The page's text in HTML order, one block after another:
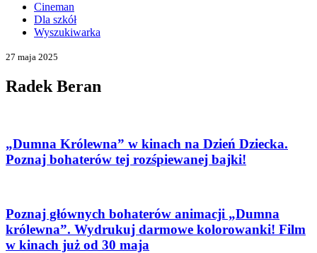
Cineman
Dla szkół
Wyszukiwarka
27 maja 2025
Radek Beran
„Dumna Królewna” w kinach na Dzień Dziecka.
Poznaj bohaterów tej rozśpiewanej bajki!
Poznaj głównych bohaterów animacji „Dumna
królewna”. Wydrukuj darmowe kolorowanki! Film
w kinach już od 30 maja